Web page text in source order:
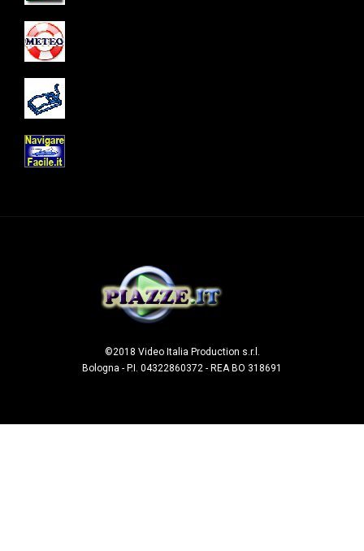
©2018 Video Italia Production s.r.l.
Bologna - P.I. 04322860372 - REA BO 318691